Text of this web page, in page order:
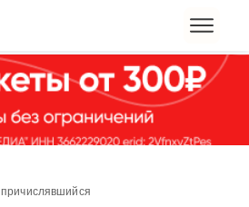
причислявшийся